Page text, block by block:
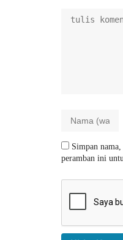
Simpan
peramban ini